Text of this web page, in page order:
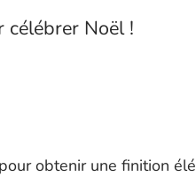
célébrer Noël !
obtenir une finition